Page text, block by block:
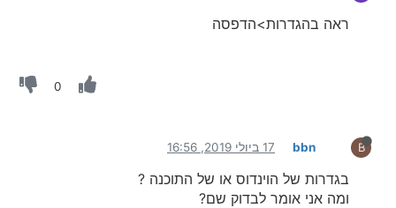
ראה בהגדרות>הדפסה
0
B
bbn 17 ביולי 2019, 16:56
בגדרות של הוינדוס או של התוכנה ?
ומה אני אומר לבדוק שם?